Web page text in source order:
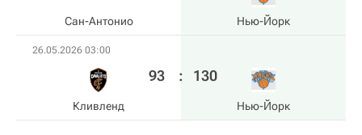
Сан-Антонио Нью-Йорк
26.05.2026 03:00
Кливленд
93 : 130
Нью-Йорк